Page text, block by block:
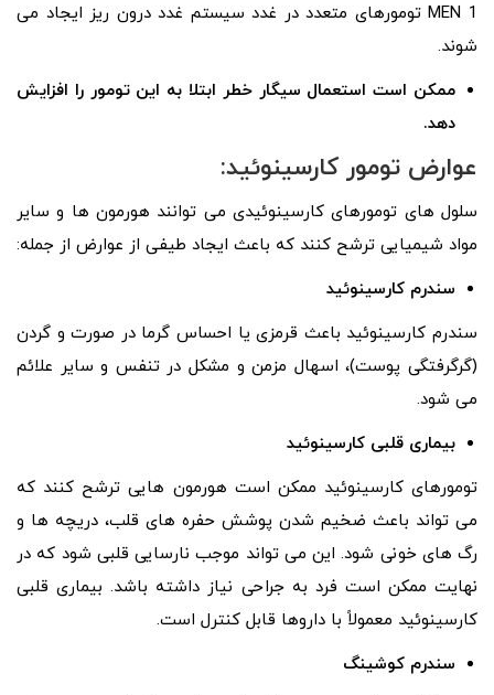
MEN 1 تومورهای متعدد در غدد سیستم غدد درون ریز ایجاد می
شوند.
ممکن است استعمال سیگار خطر ابتلا به این تومور را افزایش
دهد.
عوارض تومور کارسینوئید:
سلول های تومورهای کارسینوئیدی می توانند هورمون ها و سایر
مواد شیمیایی ترشح کنند که باعث ایجاد طیفی از عوارض از جمله:
سندرم کارسینوئید
سندرم کارسینوئید باعث قرمزی یا احساس گرما در صورت و گردن
(گرگرفتگی پوست)، اسهال مزمن و مشکل در تنفس و سایر علائم
می ‌شود.
بیماری قلبی کارسینوئید
تومورهای کارسینوئید ممکن است هورمون هایی ترشح کنند که
می تواند باعث ضخیم شدن پوشش حفره های قلب، دریچه ها و
رگ های خونی شود. این می تواند موجب نارسایی قلبی شود که در
نهایت ممکن است فرد به جراحی نیاز داشته باشد. بیماری قلبی
کارسینوئید معمولاً با داروها قابل کنترل است.
سندرم کوشینگ